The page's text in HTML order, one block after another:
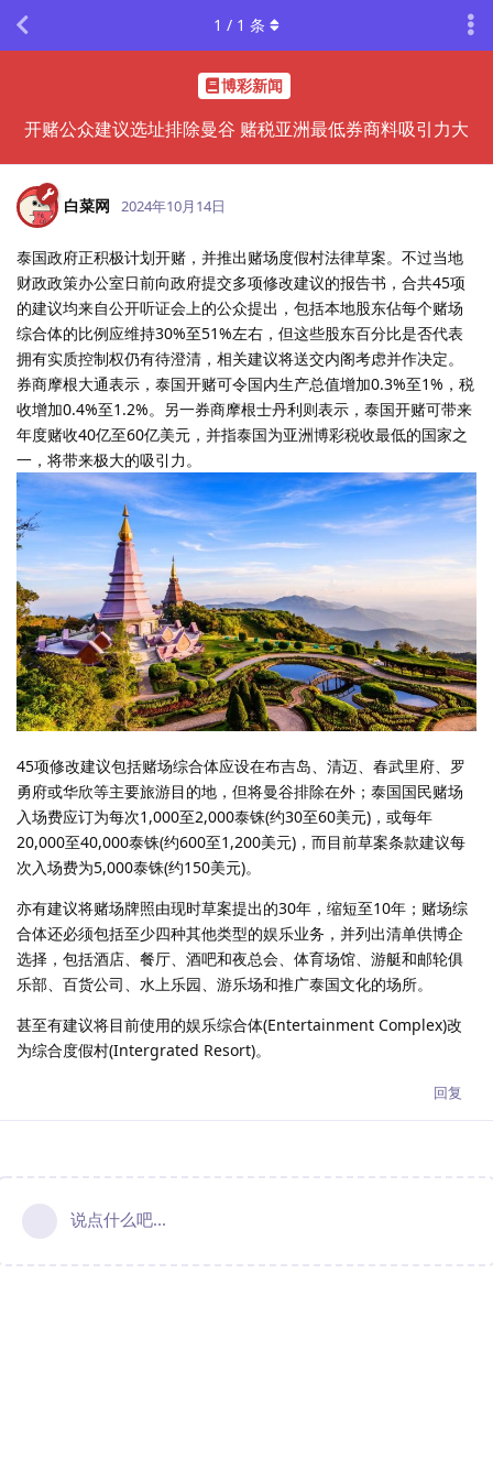
博彩新闻
开赌公众建议选址排除曼谷 赌税亚洲最低券商料吸引力大
1 / 1 条
白菜网 2024年10月14日
泰国政府正积极计划开赌，并推出赌场度假村法律草案。不过当地
财政政策办公室日前向政府提交多项修改建议的报告书，合共45项
的建议均来自公开听证会上的公众提出，包括本地股东佔每个赌场
综合体的比例应维持30%至51%左右，但这些股东百分比是否代表
拥有实质控制权仍有待澄清，相关建议将送交内阁考虑并作决定。
券商摩根大通表示，泰国开赌可令国内生产总值增加0.3%至1%，税
收增加0.4%至1.2%。另一券商摩根士丹利则表示，泰国开赌可带来
年度赌收40亿至60亿美元，并指泰国为亚洲博彩税收最低的国家之
一，将带来极大的吸引力。
45项修改建议包括赌场综合体应设在布吉岛、清迈、春武里府、罗
勇府或华欣等主要旅游目的地，但将曼谷排除在外；泰国国民赌场
入场费应订为每次1,000至2,000泰铢(约30至60美元)，或每年
20,000至40,000泰铢(约600至1,200美元)，而目前草案条款建议每
次入场费为5,000泰铢(约150美元)。
亦有建议将赌场牌照由现时草案提出的30年，缩短至10年；赌场综
合体还必须包括至少四种其他类型的娱乐业务，并列出清单供博企
选择，包括酒店、餐厅、酒吧和夜总会、体育场馆、游艇和邮轮俱
乐部、百货公司、水上乐园、游乐场和推广泰国文化的场所。
甚至有建议将目前使用的娱乐综合体(Entertainment Complex)改
为综合度假村(Intergrated Resort)。
回复
说点什么吧...